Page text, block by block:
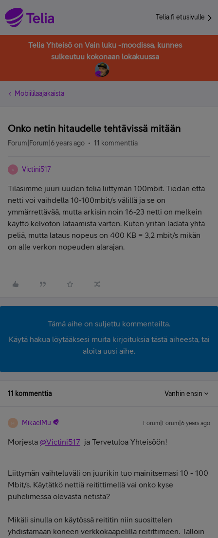
Telia.fi etusivulle
Telia Yhteisö on Vain luku -moodissa, kunnes
sulkeutuu kokonaan lokakuussa
Mobiililaajakaista
Onko netin hitaudelle tehtävissä mitään
Forum|Forum|6 years ago 11 kommenttia
V Victini517
Tilasimme juuri uuden telia liittymän 100mbit. Tiedän että
netti voi vaihdella 10-100mbit/s välillä ja se on
ymmärrettävää, mutta arkisin noin 16-23 netti on melkein
käyttö kelvoton lataamista varten. Kuten yritän ladata yhtä
peliä, mutta lataus nopeus on 400 KB = 3,2 mbit/s mikän
on alle verkon nopeuden alarajan.
Tämä aihe on suljettu kommenteilta.
Käytä hakua löytääksesi muita kirjoituksia tästä aiheesta, tai
aloita uusi aihe.
11 kommenttia Vanhin ensin
M MikaelMu Forum|Forum|6 years ago
Morjesta @Victini517 ja Tervetuloa Yhteisöön!
Liittymän vaihteluväli on juurikin tuo mainitsemasi 10 - 100
Mbit/s. Käytätkö nettiä reitittimellä vai onko kyse
puhelimessa olevasta netistä?
Mikäli sinulla on käytössä reititin niin suosittelen
yhdistämään koneen verkkokaapelilla reitittimeen. Tällöin